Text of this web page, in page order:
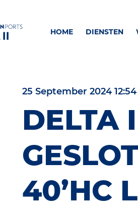
HOME DIENSTEN
25 September 2024 12:54
DELTA
40’HC